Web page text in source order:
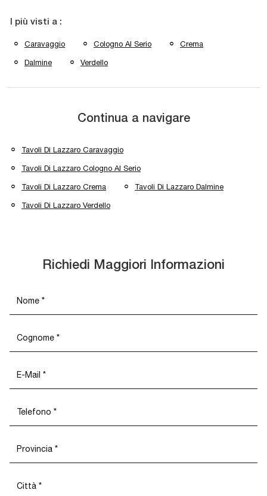
I più visti a :
Caravaggio Cologno Al Serio Crema
Dalmine Verdello
Continua a navigare
Tavoli Di Lazzaro Caravaggio
Tavoli Di Lazzaro Cologno Al Serio
Tavoli Di Lazzaro Crema Tavoli Di Lazzaro Dalmine
Tavoli Di Lazzaro Verdello
Richiedi Maggiori Informazioni